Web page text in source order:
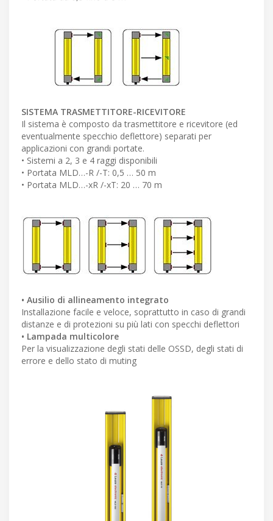
SISTEMA TRASMETTITORE-RICEVITORE
Il sistema è composto da trasmettitore e ricevitore (ed
eventualmente specchio deflettore) separati per
applicazioni con grandi portate.
• Sistemi a 2, 3 e 4 raggi disponibili
• Portata MLD…-R /-T: 0,5 … 50 m
• Portata MLD…-xR /-xT: 20 … 70 m
• Ausilio di allineamento integrato
Installazione facile e veloce, soprattutto in caso di grandi
distanze e di protezioni su più lati con specchi deflettori
• Lampada multicolore
Per la visualizzazione degli stati delle OSSD, degli stati di
errore e dello stato di muting